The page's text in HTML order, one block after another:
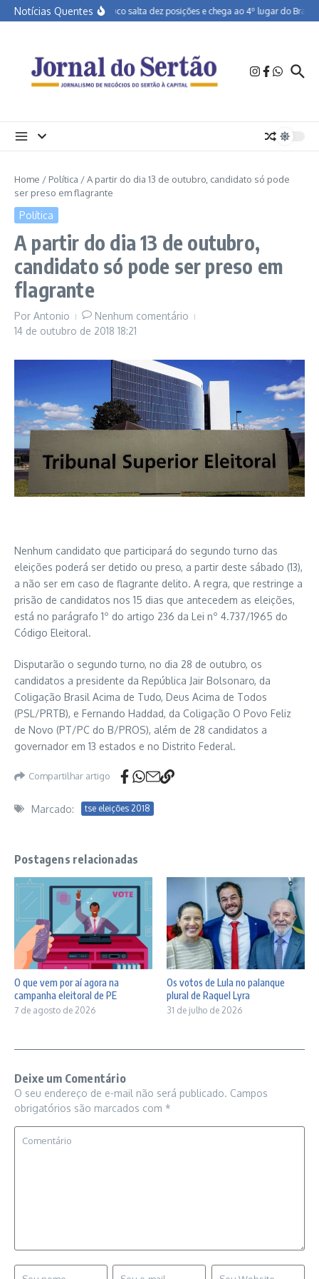
Ir para o conteúdo
Notícias QuentesPernambuco salta dez posições e chega ao 4º lugar do Brasil
Home / Política /A partir do dia 13 de outubro, candidato só pode
ser preso em flagrante
Política
A partir do dia 13 de outubro,
candidato só pode ser preso em
flagrante
Por Antonio
Nenhum comentário
14 de outubro de 2018 18:21
Nenhum candidato que participará do segundo turno das
eleições poderá ser detido ou preso, a partir deste sábado (13),
a não ser em caso de flagrante delito. A regra, que restringe a
prisão de candidatos nos 15 dias que antecedem as eleições,
está no parágrafo 1º do artigo 236 da Lei nº 4.737/1965 do
Código Eleitoral.
Disputarão o segundo turno, no dia 28 de outubro, os
candidatos a presidente da República Jair Bolsonaro, da
Coligação Brasil Acima de Tudo, Deus Acima de Todos
(PSL/PRTB), e Fernando Haddad, da Coligação O Povo Feliz
de Novo (PT/PC do B/PROS), além de 28 candidatos a
governador em 13 estados e no Distrito Federal.
Compartilhar artigo
Marcado: tse eleições 2018
Postagens relacionadas
O que vem por aí agora na
campanha eleitoral de PE
7 de agosto de 2026
Os votos de Lula no palanque
plural de Raquel Lyra
31 de julho de 2026
Deixe um Comentário
O seu endereço de e-mail não será publicado. Campos
obrigatórios são marcados com *